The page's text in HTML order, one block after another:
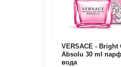
VERSACE - Bright
Absolu 30 ml
вода